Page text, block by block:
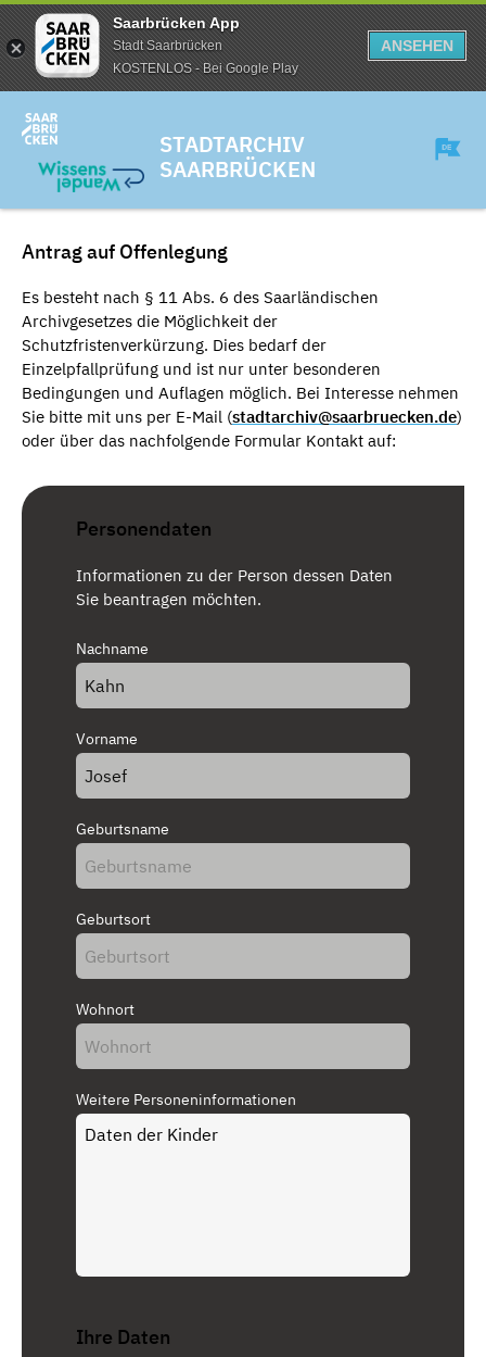
Saarbrücken App
Stadt Saarbrücken
KOSTENLOS - Bei Google Play
ANSEHEN
STADTARCHIV
SAARBRÜCKEN
Antrag auf Offenlegung
Es besteht nach § 11 Abs. 6 des Saarländischen
Archivgesetzes die Möglichkeit der
Schutzfristenverkürzung. Dies bedarf der
Einzelpfallprüfung und ist nur unter besonderen
Bedingungen und Auflagen möglich. Bei Interesse nehmen
Sie bitte mit uns per E-Mail (stadtarchiv@saarbruecken.de)
oder über das nachfolgende Formular Kontakt auf:
Personendaten
Informationen zu der Person dessen Daten
Sie beantragen möchten.
Nachname
Vorname
Geburtsname
Geburtsort
Wohnort
Weitere Personeninformationen
Ihre Daten